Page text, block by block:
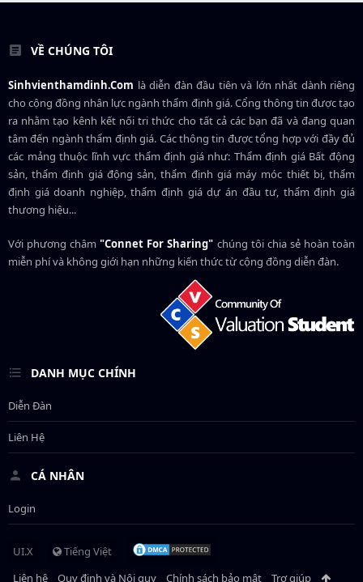
VỀ CHÚNG TÔI
Sinhvienthamdinh.Com là diễn đàn đầu tiên và lớn nhất dành riêng
cho cộng đồng nhân lực ngànhthẩm định giá. Cổng thông tin được tạo
ra nhằm tạo kênh kết nối tri thức cho tất cả các bạn đã và đang quan
tâm đến ngành thẩm định giá. Các thông tin được tổng hợp với đầy đủ
các mảng thuộc lĩnh vực thẩm định giá như: Thẩm định giá Bất động
sản, thẩm định giá động sản, thẩm định giá máy móc thiết bị, thẩm
định giá doanh nghiệp, thẩm định giá dự án đầu tư, thẩm định giá
thương hiệu...
Với phương châm"Connet For Sharing" chúng tôi chia sẻ hoàn toàn
miễn phí và không giới hạn những kiến thức từ cộng đồng diễn đàn.
DANH MỤC CHÍNH
Diễn Đàn
Liên Hệ
CÁ NHÂN
Login
UI.X
Tiếng Việt
Liên hệ
Quy định và Nội quy Chính sách bảo mật Trợ giúp